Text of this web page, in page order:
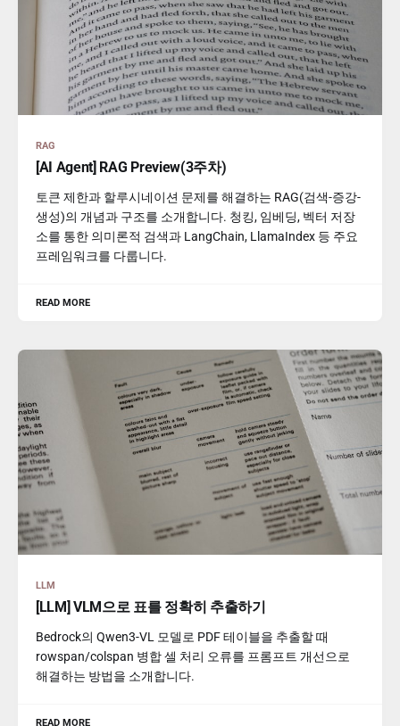
RAG
[AI Agent] RAG Preview(3주차)
토큰 제한과 할루시네이션 문제를 해결하는 RAG(검색-증강-
생성)의 개념과 구조를 소개합니다. 청킹, 임베딩, 벡터 저장
소를 통한 의미론적 검색과 LangChain, LlamaIndex 등 주요
프레임워크를 다룹니다.
READ MORE
LLM
[LLM] VLM으로 표를 정확히 추출하기
Bedrock의 Qwen3-VL 모델로 PDF 테이블을 추출할 때
rowspan/colspan 병합 셀 처리 오류를 프롬프트 개선으로
해결하는 방법을 소개합니다.
READ MORE